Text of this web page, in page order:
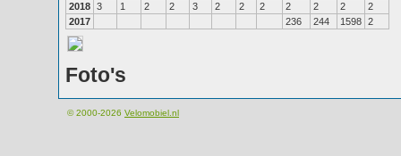
2018 3 1 2 2 3 2 2 2 2 2 2
2
2017
236 244 1598 2
Foto's
© 2000-2026 Velomobiel.nl